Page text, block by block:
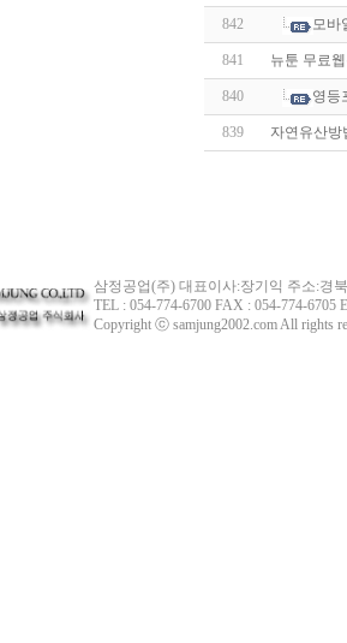
842 모바
841 뉴툰 무료
840 영등
839 자연유산
삼정공업(주) 대표이사:장기익 주소:경
TEL : 054-774-6700 FAX : 054-774-6705
Copyright ⓒ samjung2002.com All rights